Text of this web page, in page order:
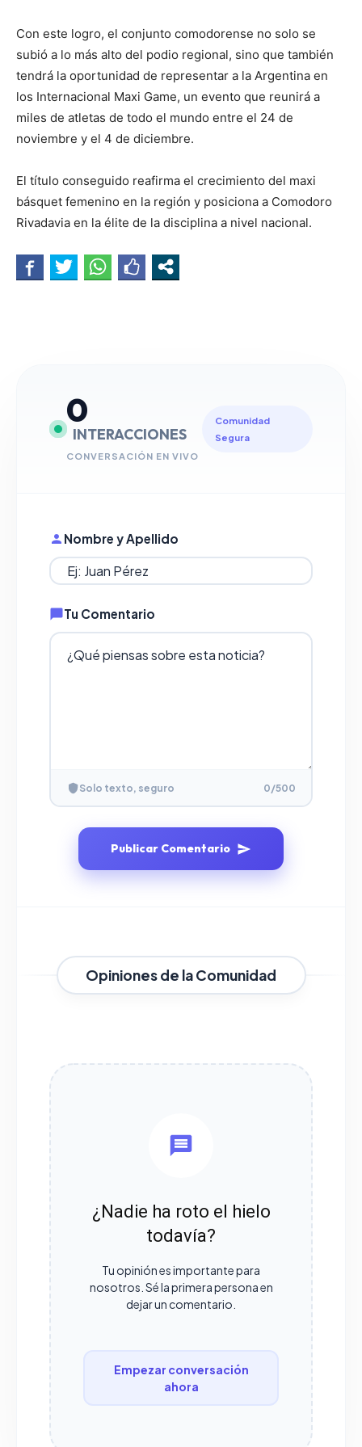
Con este logro, el conjunto comodorense no solo se
subió a lo más alto del podio regional, sino que también
tendrá la oportunidad de representar a la Argentina en
los Internacional Maxi Game, un evento que reunirá a
miles de atletas de todo el mundo entre el 24 de
noviembre y el 4 de diciembre.
El título conseguido reafirma el crecimiento del maxi
básquet femenino en la región y posiciona a Comodoro
Rivadavia en la élite de la disciplina a nivel nacional.
0
INTERACCIONES
CONVERSACIÓN EN VIVO
Comunidad
Segura
Nombre y Apellido
Tu Comentario
Solo texto, seguro 0/500
Publicar Comentario
Opiniones de la Comunidad
¿Nadie ha roto el hielo
todavía?
Tu opinión es importante para
nosotros. Sé la primera persona en
dejar un comentario.
Empezar conversación
ahora